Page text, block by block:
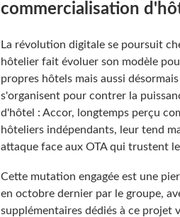
commercialisation
La révolution digitale se poursuit
hôtelier fait évoluer son modèle
propres hôtels mais aussi
s'organisent pour contrer la
d'hôtel : Accor, longtemps perçu
hôteliers indépendants, leur tend
attaque face aux OTA qui trustent
Cette mutation engagée est une
en octobre dernier par le groupe,
supplémentaires dédiés à ce projet